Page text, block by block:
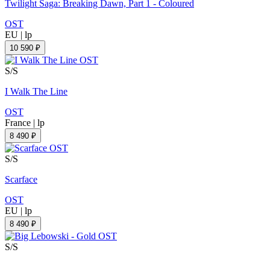
Twilight Saga: Breaking Dawn, Part 1 - Coloured
OST
EU | lp
10 590 ₽
S/S
I Walk The Line
OST
France | lp
8 490 ₽
S/S
Scarface
OST
EU | lp
8 490 ₽
S/S